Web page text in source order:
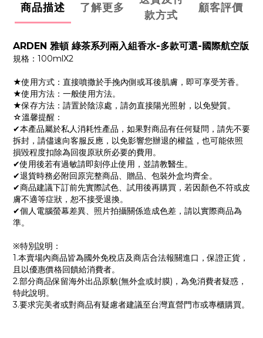
商品描述 了解更多
款方式
顧客評價
ARDEN 雅頓 綠茶系列兩入組香水-多款可選-國際航空版
規格：100mlX2
★使用方式：直接噴撒於手挽內側或耳後肌膚，即可享受芳香。
★使用方法：一般使用方法。
★保存方法：請置於陰涼處，請勿直接陽光照射，以免變質。
☆溫馨提醒：
✔本產品屬於私人消耗性產品，如果對商品有任何疑問，請先不要
拆封，請儘速向客服反應，以免影響您辦退的權益，也可能依照
損毀程度扣除為回復原狀所必要的費用。
✔使用後若有過敏請即刻停止使用，並請教醫生。
✔退貨時務必附回原完整商品、贈品、包裝外盒均齊全。
✔商品建議下訂前先實際試色、試用後再購買，若因顏色不符或皮
膚不適等症狀，恕不接受退換。
✔個人電腦螢幕差異、照片拍攝關係造成色差，請以實際商品為
準。
※特別說明：
1.本賣場內商品皆為國外免稅店及商店合法報關進口，保證正貨，
且以優惠價格回饋給消費者。
2.部分商品保留海外出品原貌(無外盒或封膜)，為免消費者疑惑，
特此說明。
3.要求完美者或對商品有疑慮者建議至台灣直營門市或專櫃購買。